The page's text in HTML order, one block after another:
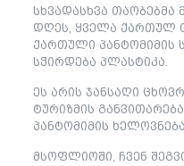
სხვადასხვა თაობებმა
დღეს, ყველა ქართულ
ქართული პანტომიმის
სჭირდება პლასტიკა.
ეს არის ჯანსაღი
ტურიზმის
პანტომიმის
მსოფლიოში, ჩვენ